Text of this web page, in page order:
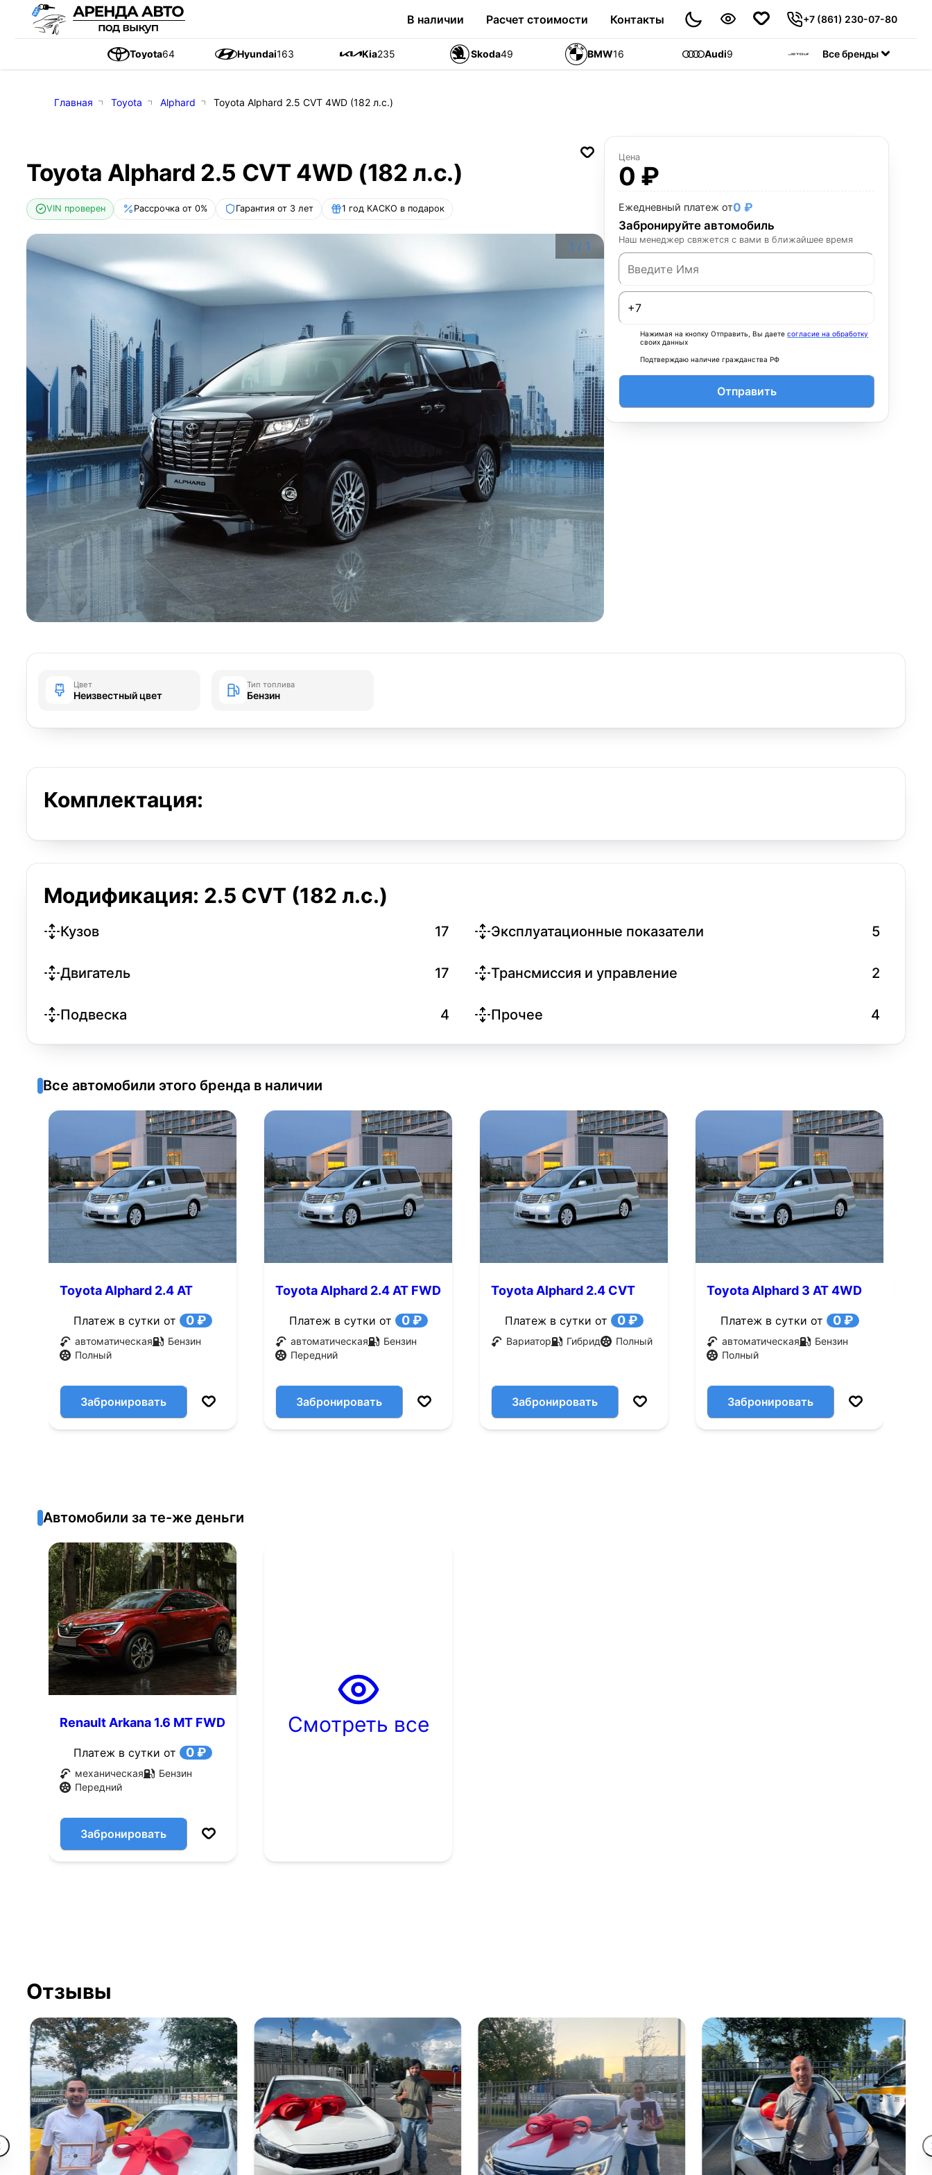
В наличии Расчет стоимости Контакты +7 (861) 230-07-80
Toyota64 Hyundai163 Kia235 Skoda49 BMW16 Audi9 Jetour55
Все бренды
Главная Toyota Alphard Toyota Alphard 2.5 CVT 4WD (182 л.с.)
Toyota Alphard 2.5 CVT 4WD (182 л.с.)
VIN проверен Рассрочка от 0% Гарантия от 3 лет 1 год КАСКО в подарок
1 / 1
Цена
0 ₽
Ежедневный платеж от0 ₽
Забронируйте автомобиль
Наш менеджер свяжется с вами в ближайшее время
Нажимая на кнопку Отправить, Вы даетесогласие на обработку
своих данных
Подтверждаю наличие гражданства РФ
Отправить
Цвет
Неизвестный цвет
Тип топлива
Бензин
Комплектация:
Модификация: 2.5 CVT (182 л.с.)
Кузов 17 Эксплуатационные показатели 5
Двигатель 17 Трансмиссия и управление 2
Подвеска 4 Прочее 4
Все автомобили этого бренда в наличии
Toyota Alphard 2.4 AT
Платеж в сутки от 0 ₽
автоматическая
Бензин
Полный
Забронировать
Toyota Alphard 2.4 AT FWD
Платеж в сутки от 0 ₽
автоматическая
Бензин
Передний
Забронировать
Toyota Alphard 2.4 CVT
Платеж в сутки от 0 ₽
Вариатор Гибрид Полный
Забронировать
Toyota Alphard 3 AT 4WD
Платеж в сутки от 0 ₽
автоматическая
Бензин
Полный
Забронировать
Автомобили за те-же деньги
Renault Arkana 1.6 MT FWD
Платеж в сутки от 0 ₽
механическая
Бензин
Передний
Забронировать
Смотреть все
Отзывы